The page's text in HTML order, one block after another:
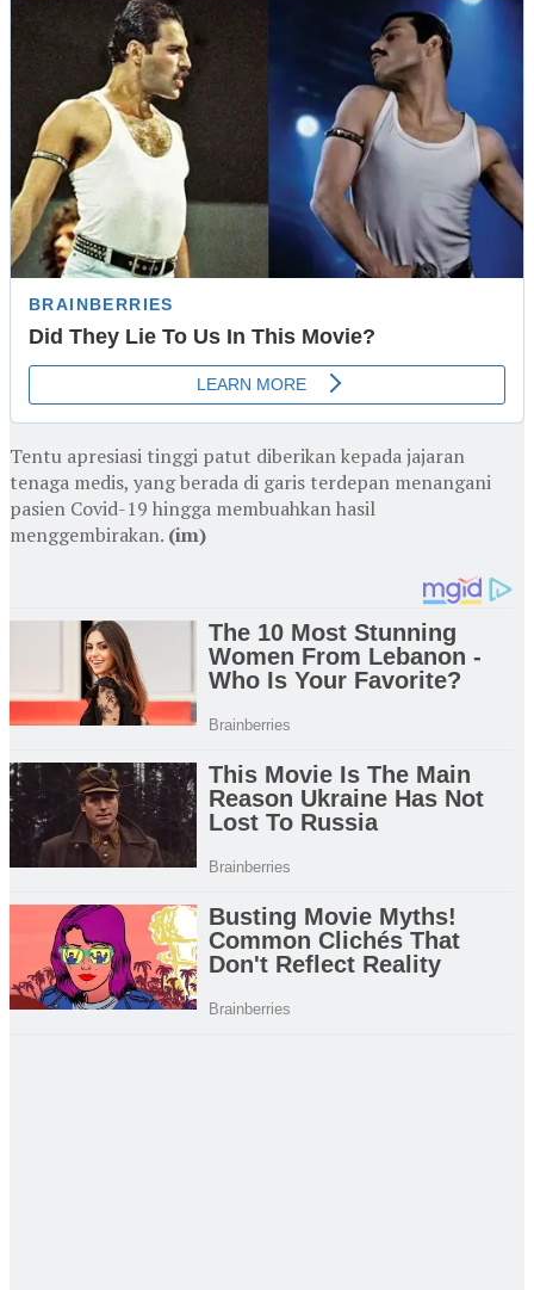
Tentu apresiasi tinggi patut diberikan kepada jajaran
tenaga medis, yang berada di garis terdepan menangani
pasien Covid-19 hingga membuahkan hasil
menggembirakan. (im)